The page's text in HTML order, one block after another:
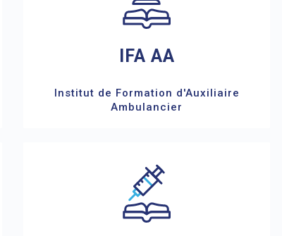
IFA AA
Institut de Formation d'Auxiliaire
Ambulancier